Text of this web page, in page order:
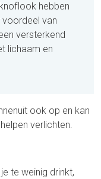
hebben
van
versterkend
lichaam en
ook op en kan
verlichten.
te weinig drinkt,